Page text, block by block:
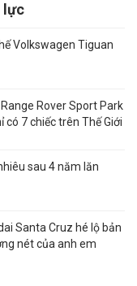
lực
Volkswagen Tiguan
Rover Sport Park
có 7 chiếc trên Thế Giới
sau 4 năm lăn
Santa Cruz hé lộ bản
nét của anh em